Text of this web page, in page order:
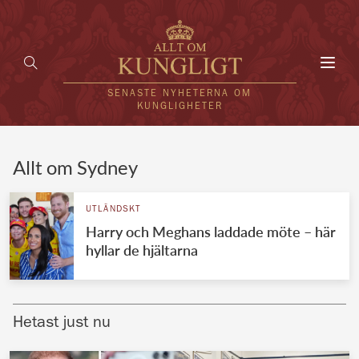
SENASTE NYHETERNA OM
KUNGLIGHETER
UTLÄNDSKT
VÄRLDENS KUNGAHUS
Brittiska kungahuset
Allt om Sydney
UTLÄNDSKT
Harry och Meghans laddade möte – här
hyllar de hjältarna
Hetast just nu